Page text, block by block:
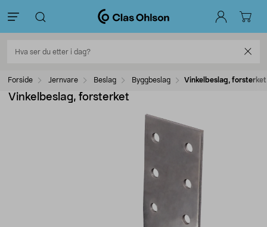
Forside Jernvare Beslag Byggbeslag Vinkelbeslag, forsterket
Vinkelbeslag, forsterket